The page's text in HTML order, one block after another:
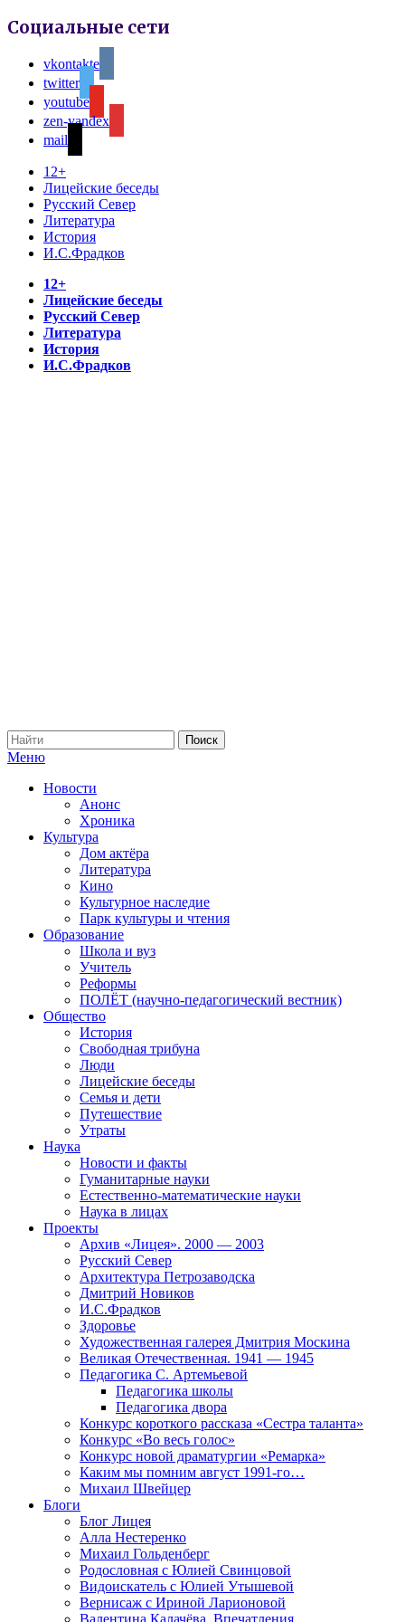
Социальные сети
vkontakte
twitter
youtube
zen-yandex
mail
12+
Лицейские беседы
Русский Север
Литература
История
И.С.Фрадков
12+
Лицейские беседы
Русский Север
Литература
История
И.С.Фрадков
Меню
Новости
Анонс
Хроника
Культура
Дом актёра
Литература
Кино
Культурное наследие
Парк культуры и чтения
Образование
Школа и вуз
Учитель
Реформы
ПОЛЁТ (научно-педагогический вестник)
Общество
История
Свободная трибуна
Люди
Лицейские беседы
Семья и дети
Путешествие
Утраты
Наука
Новости и факты
Гуманитарные науки
Естественно-математические науки
Наука в лицах
Проекты
Архив «Лицея». 2000 — 2003
Русский Север
Архитектура Петрозаводска
Дмитрий Новиков
И.С.Фрадков
Здоровье
Художественная галерея Дмитрия Москина
Великая Отечественная. 1941 — 1945
Педагогика С. Артемьевой
Педагогика школы
Педагогика двора
Конкурс короткого рассказа «Сестра таланта»
Конкурс «Во весь голос»
Конкурс новой драматургии «Ремарка»
Каким мы помним август 1991-го…
Михаил Швейцер
Блоги
Блог Лицея
Алла Нестеренко
Михаил Гольденберг
Родословная с Юлией Свинцовой
Видоискатель с Юлией Утышевой
Вернисаж с Ириной Ларионовой